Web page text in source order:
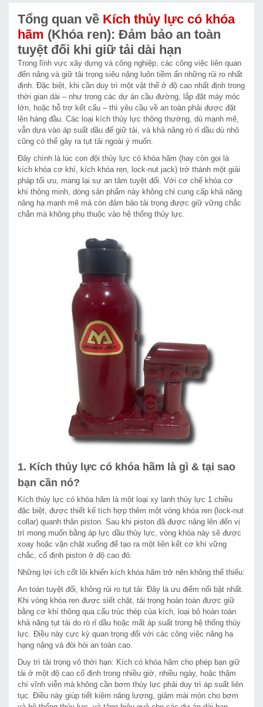
Tổng quan về Kích thủy lực có khóa
hãm (Khóa ren): Đảm bảo an toàn
tuyệt đối khi giữ tải dài hạn
Trong lĩnh vực xây dựng và công nghiệp, các công việc liên quan
đến nâng và giữ tải trọng siêu nặng luôn tiềm ẩn những rủi ro nhất
định. Đặc biệt, khi cần duy trì một vật thể ở độ cao nhất định trong
thời gian dài – như trong các dự án cầu đường, lắp đặt máy móc
lớn, hoặc hỗ trợ kết cấu – thì yêu cầu về an toàn phải được đặt
lên hàng đầu. Các loại kích thủy lực thông thường, dù mạnh mẽ,
vẫn dựa vào áp suất dầu để giữ tải, và khả năng rò rỉ dầu dù nhỏ
cũng có thể gây ra tụt tải ngoài ý muốn.
Đây chính là lúc con đội thủy lực có khóa hãm (hay còn gọi là
kích khóa cơ khí, kích khóa ren, lock-nut jack) trở thành một giải
pháp tối ưu, mang lại sự an tâm tuyệt đối. Với cơ chế khóa cơ
khí thông minh, dòng sản phẩm này không chỉ cung cấp khả năng
nâng hạ mạnh mẽ mà còn đảm bảo tải trọng được giữ vững chắc
chắn mà không phụ thuộc vào hệ thống thủy lực.
1. Kích thủy lực có khóa hãm là gì & tại sao
bạn cần nó?
Kích thủy lực có khóa hãm là một loại xy lanh thủy lực 1 chiều
đặc biệt, được thiết kế tích hợp thêm một vòng khóa ren (lock-nut
collar) quanh thân piston. Sau khi piston đã được nâng lên đến vị
trí mong muốn bằng áp lực dầu thủy lực, vòng khóa này sẽ được
xoay hoặc vặn chặt xuống để tạo ra một liên kết cơ khí vững
chắc, cố định piston ở độ cao đó.
Những lợi ích cốt lõi khiến kích khóa hãm trở nên không thể thiếu:
An toàn tuyệt đối, không rủi ro tụt tải: Đây là ưu điểm nổi bật nhất.
Khi vòng khóa ren được siết chặt, tải trọng hoàn toàn được giữ
bằng cơ khí thông qua cấu trúc thép của kích, loại bỏ hoàn toàn
khả năng tụt tải do rò rỉ dầu hoặc mất áp suất trong hệ thống thủy
lực. Điều này cực kỳ quan trọng đối với các công việc nâng hạ
hạng nặng và đòi hỏi an toàn cao.
Duy trì tải trọng vô thời hạn: Kích có khóa hãm cho phép bạn giữ
tải ở một độ cao cố định trong nhiều giờ, nhiều ngày, hoặc thậm
chí vĩnh viễn mà không cần bơm thủy lực phải duy trì áp suất liên
tục. Điều này giúp tiết kiệm năng lượng, giảm mài mòn cho bơm